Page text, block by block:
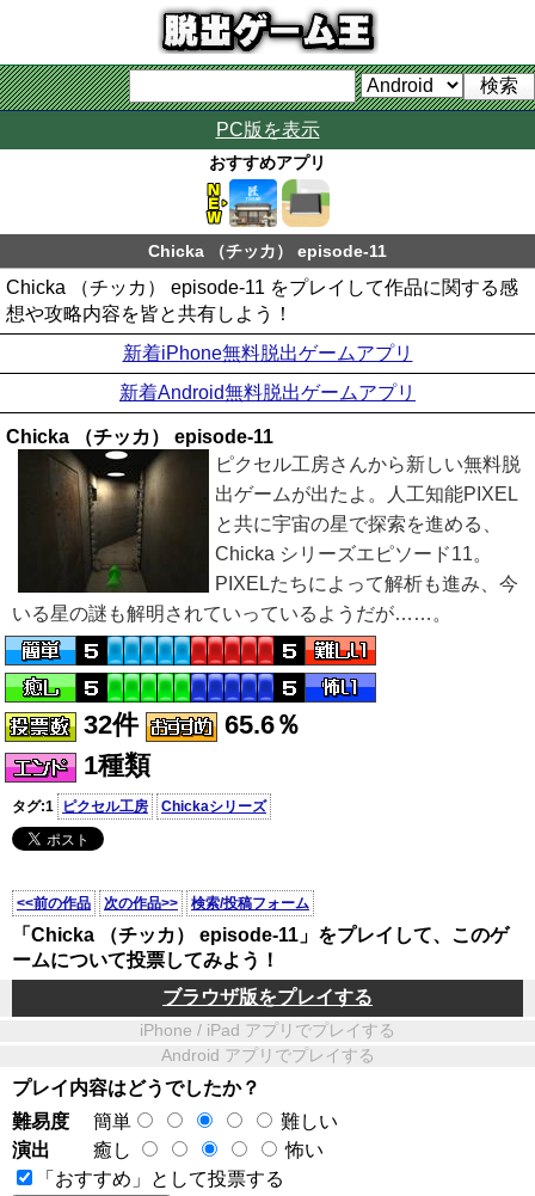
PC版を表示
おすすめアプリ
Chicka （チッカ） episode-11
Chicka （チッカ） episode-11 をプレイして作品に関する感
想や攻略内容を皆と共有しよう！
新着iPhone無料脱出ゲームアプリ
新着Android無料脱出ゲームアプリ
Chicka （チッカ） episode-11
ピクセル工房さんから新しい無料脱
出ゲームが出たよ。人工知能PIXEL
と共に宇宙の星で探索を進める、
Chicka シリーズエピソード11。
PIXELたちによって解析も進み、今
いる星の謎も解明されていっているようだが……。
32件
65.6％
1種類
タグ:1 ピクセル工房 Chickaシリーズ
<<前の作品 次の作品>> 検索/投稿フォーム
「Chicka （チッカ） episode-11」をプレイして、このゲ
ームについて投票してみよう！
ブラウザ版をプレイする
iPhone / iPad アプリでプレイする
Android アプリでプレイする
プレイ内容はどうでしたか？
難易度
簡単
難しい
演出
癒し
怖い
「おすすめ」として投票する